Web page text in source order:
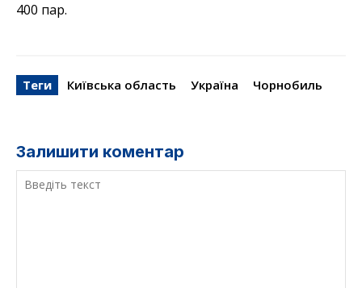
400 пар.
Теги Київська область Україна Чорнобиль
Залишити коментар